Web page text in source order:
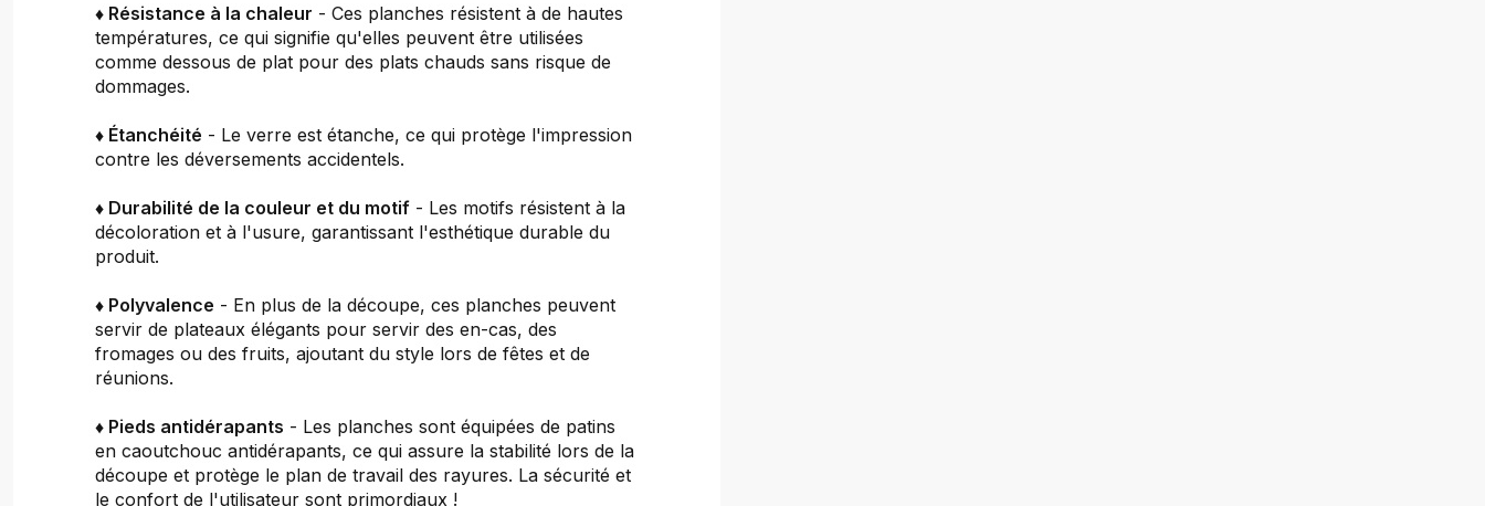
♦ Résistance à la chaleur - Ces planches résistent à de hautes
températures, ce qui signifie qu'elles peuvent être utilisées
comme dessous de plat pour des plats chauds sans risque de
dommages.
♦ Étanchéité - Le verre est étanche, ce qui protège l'impression
contre les déversements accidentels.
♦ Durabilité de la couleur et du motif - Les motifs résistent à la
décoloration et à l'usure, garantissant l'esthétique durable du
produit.
♦ Polyvalence - En plus de la découpe, ces planches peuvent
servir de plateaux élégants pour servir des en-cas, des
fromages ou des fruits, ajoutant du style lors de fêtes et de
réunions.
♦ Pieds antidérapants - Les planches sont équipées de patins
en caoutchouc antidérapants, ce qui assure la stabilité lors de la
découpe et protège le plan de travail des rayures. La sécurité et
le confort de l'utilisateur sont primordiaux !